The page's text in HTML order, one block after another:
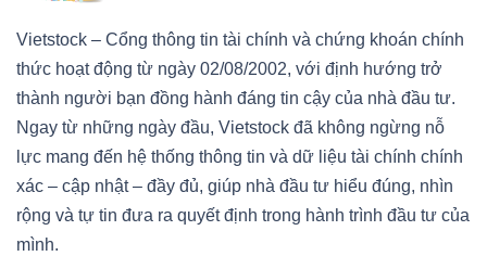
Vietstock – Cổng thông tin tài chính và chứng khoán chính
thức hoạt động từ ngày 02/08/2002, với định hướng trở
thành người bạn đồng hành đáng tin cậy của nhà đầu tư.
Ngay từ những ngày đầu, Vietstock đã không ngừng nỗ
lực mang đến hệ thống thông tin và dữ liệu tài chính chính
xác – cập nhật – đầy đủ, giúp nhà đầu tư hiểu đúng, nhìn
rộng và tự tin đưa ra quyết định trong hành trình đầu tư của
mình.